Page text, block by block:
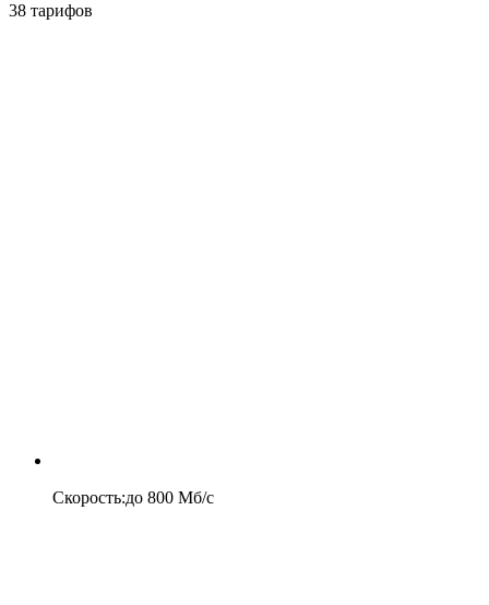
38 тарифов
Скорость:до 800 Мб/c